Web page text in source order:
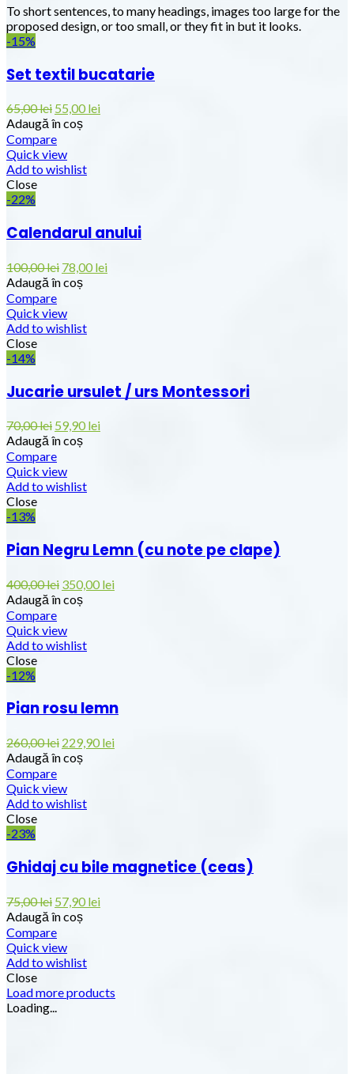
To short sentences, to many headings, images too large for the
proposed design, or too small, or they fit in but it looks.
-15%
Set textil bucatarie
65,00lei 55,00lei
Adaugă în coș
Compare
Quick view
Add to wishlist
Close
-22%
Calendarul anului
100,00lei 78,00lei
Adaugă în coș
Compare
Quick view
Add to wishlist
Close
-14%
Jucarie ursulet / urs Montessori
70,00lei 59,90lei
Adaugă în coș
Compare
Quick view
Add to wishlist
Close
-13%
Pian Negru Lemn (cu note pe clape)
400,00lei 350,00lei
Adaugă în coș
Compare
Quick view
Add to wishlist
Close
-12%
Pian rosu lemn
260,00lei 229,90lei
Adaugă în coș
Compare
Quick view
Add to wishlist
Close
-23%
Ghidaj cu bile magnetice (ceas)
75,00lei 57,90lei
Adaugă în coș
Compare
Quick view
Add to wishlist
Close
Load more products
Loading...